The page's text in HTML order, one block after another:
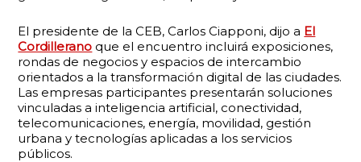
El presidente de la CEB, Carlos Ciapponi, dijo a El
Cordillerano que el encuentro incluirá exposiciones,
rondas de negocios y espacios de intercambio
orientados a la transformación digital de las ciudades.
Las empresas participantes presentarán soluciones
vinculadas a inteligencia artificial, conectividad,
telecomunicaciones, energía, movilidad, gestión
urbana y tecnologías aplicadas a los servicios
públicos.